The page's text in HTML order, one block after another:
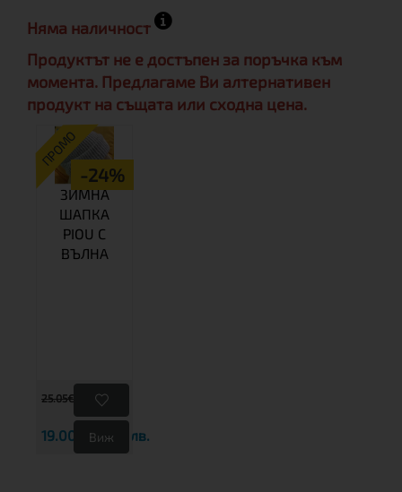
Няма наличност
Продуктът не е достъпен за поръчка към
момента. Предлагаме Ви алтернативен
продукт на същата или сходна цена.
ПРОМО
-24%
ЗИМНА
ШАПКА
PIOU С
ВЪЛНА
25.05€ 48.99 лв.
19.00€ 37.16 лв.
Виж